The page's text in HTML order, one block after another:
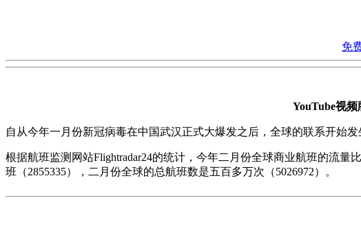
免
YouTube视频
自从今年一月份新冠病毒在中国武汉正式大爆发之后，全球的联系开始
根据航班监测网站Flightradar24的统计，今年二月份全球商业航班的流
班（2855335），二月份全球的总航班数是五百多万次（5026972）。